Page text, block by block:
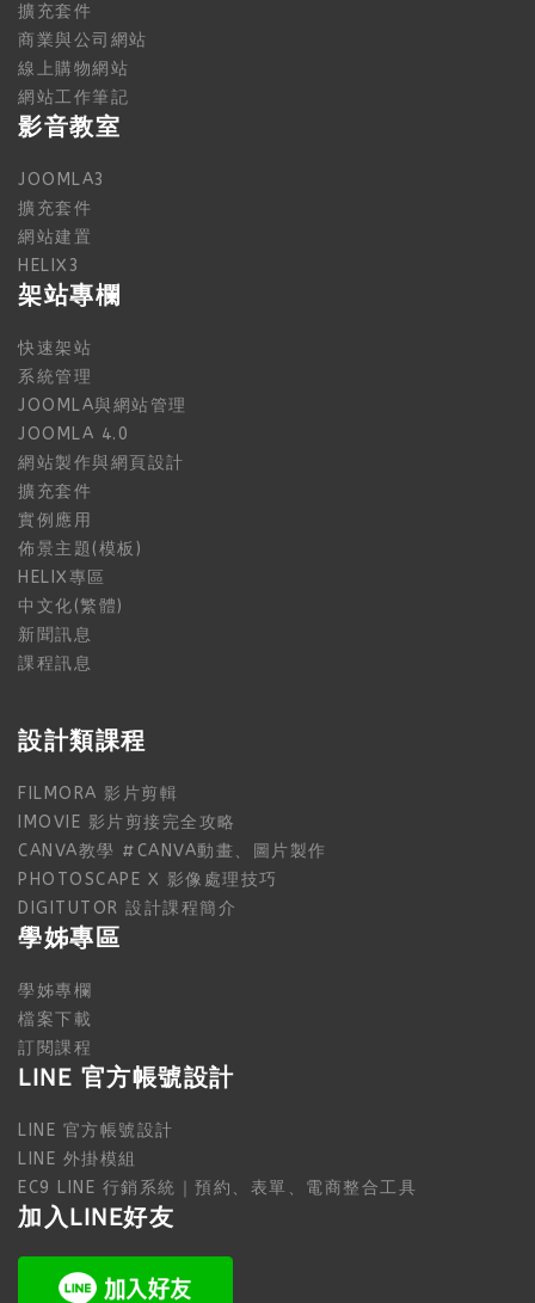
擴充套件
商業與公司網站
線上購物網站
網站工作筆記
影音教室
JOOMLA3
擴充套件
網站建置
HELIX3
架站專欄
快速架站
系統管理
JOOMLA與網站管理
JOOMLA 4.0
網站製作與網頁設計
擴充套件
實例應用
佈景主題(模板)
HELIX專區
中文化(繁體)
新聞訊息
課程訊息
設計類課程
FILMORA 影片剪輯
IMOVIE 影片剪接完全攻略
CANVA教學 #CANVA動畫、圖片製作
PHOTOSCAPE X 影像處理技巧
DIGITUTOR 設計課程簡介
學姊專區
學姊專欄
檔案下載
訂閱課程
LINE 官方帳號設計
LINE 官方帳號設計
LINE 外掛模組
EC9 LINE 行銷系統｜預約、表單、電商整合工具
加入LINE好友